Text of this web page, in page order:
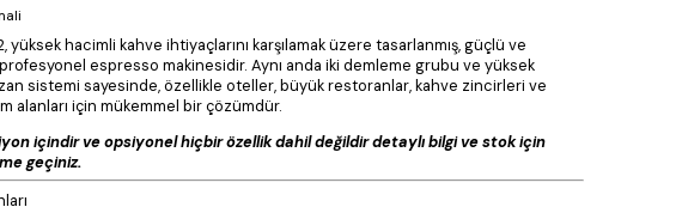
yüksek hacimli kahve ihtiyaçlarını karşılamak üzere tasarlanmış, güçlü ve
profesyonel espresso makinesidir. Aynı anda iki demleme grubu ve yüksek
sistemi sayesinde, özellikle oteller, büyük restoranlar, kahve zincirleri ve
alanları için mükemmel bir çözümdür.
içindir ve opsiyonel hiçbir özellik dahil değildir detaylı bilgi ve stok için
geçiniz.